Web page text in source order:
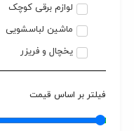
لوازم برقی کوچک
ماشین لباسشویی
یخچال و فریزر
فیلتر بر اساس قیمت